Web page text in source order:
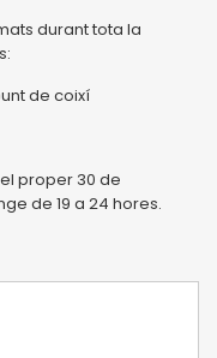
durant tota la
de coixí
proper 30 de
de 19 a 24 hores.